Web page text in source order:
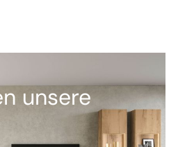
unsere